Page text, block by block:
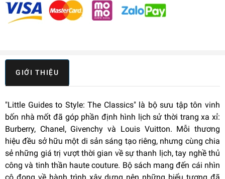
GIỚI THIỆU
"Little Guides to Style: The Classics" là bộ sưu tập tôn vinh
bốn nhà mốt đã góp phần định hình lịch sử thời trang xa xỉ:
Burberry, Chanel, Givenchy và Louis Vuitton. Mỗi thương
hiệu đều sở hữu một di sản sáng tạo riêng, nhưng cùng chia
sẻ những giá trị vượt thời gian về sự thanh lịch, tay nghề thủ
công và tinh thần haute couture. Bộ sách mang đến cái nhìn